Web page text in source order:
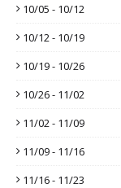
10/05 - 10/12
10/12 - 10/19
10/19 - 10/26
10/26 - 11/02
11/02 - 11/09
11/09 - 11/16
11/16 - 11/23